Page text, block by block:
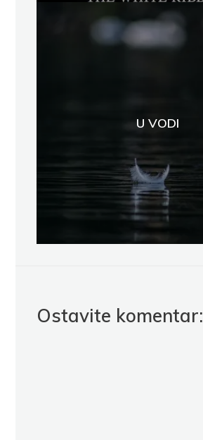
U VODI
Ostavite komentar: